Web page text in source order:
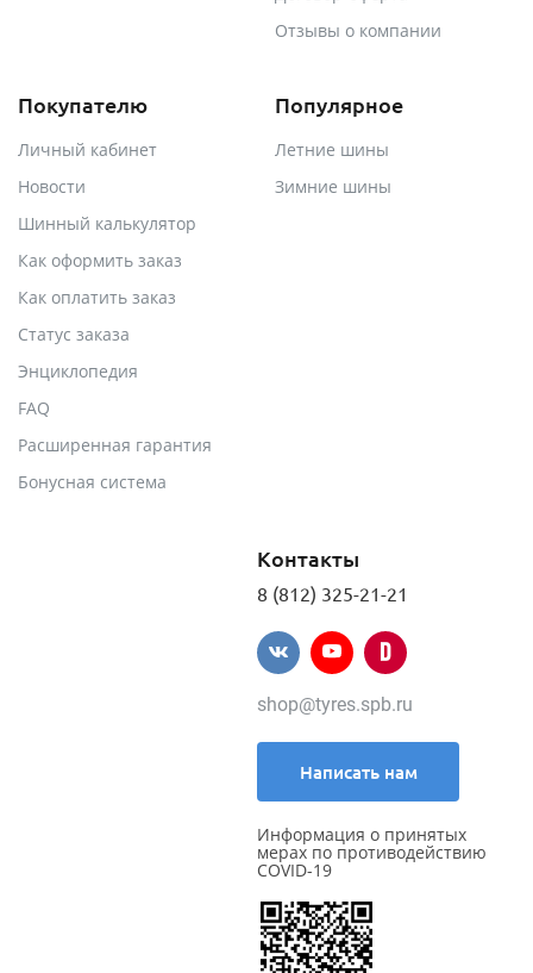
Отзывы о компании
Покупателю
Личный кабинет
Новости
Шинный калькулятор
Как оформить заказ
Как оплатить заказ
Статус заказа
Энциклопедия
FAQ
Расширенная гарантия
Бонусная система
Популярное
Летние шины
Зимние шины
Контакты
8 (812) 325-21-21
shop@tyres.spb.ru
Написать нам
Информация о принятых
мерах по противодействию
COVID-19